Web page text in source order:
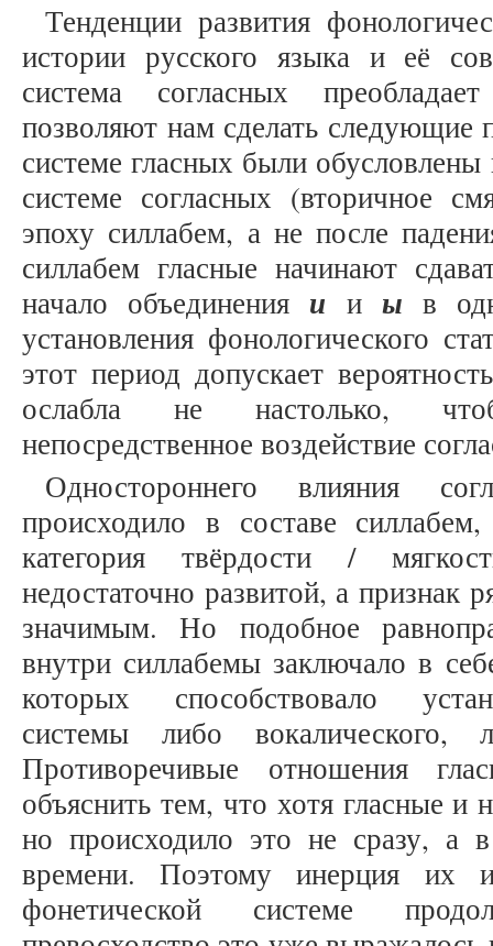
Тенденции развития
истории русского языка и её
система согласных
позволяют нам сделать следующие
системе гласных были
системе согласных (вторичное
эпоху силлабем, а не после
силлабем гласные начинают
начало объединения и и ы в
установления фонологического
этот период допускает
ослабла не настолько,
непосредственное воздействие
Одностороннего влияния
происходило в составе
категория твёрдости /
недостаточно развитой, а признак
значимым. Но подобное
внутри силлабемы заключало в
которых способствовало
системы либо вокалического,
Противоречивые отношения
объяснить тем, что хотя гласные и
но происходило это не сразу, а в
времени. Поэтому инерция их
фонетической системе